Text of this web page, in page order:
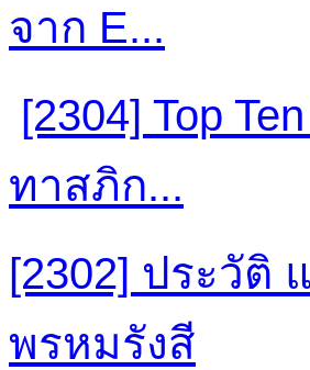
จาก E...
[2304] Top
ทาสภิก...
[2302] ประวัติ
พรหมรังสี